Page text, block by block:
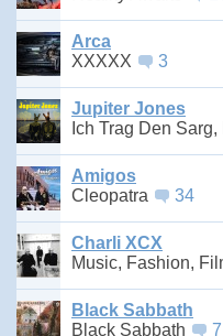
Arca
XXXXX
3
Jupiter Jones
Ich Trag Den
Amigos
Cleopatra
34
Charli XCX
Music, Fashion,
Black Sabbath
Black Sabbath
7